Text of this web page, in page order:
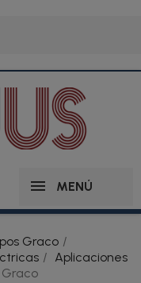
MENÚ
Graco
Aplicaciones
Graco